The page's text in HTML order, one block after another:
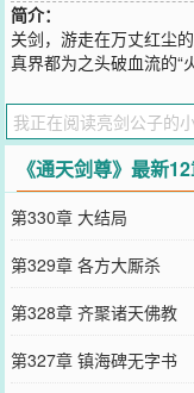
简介：
关剑，游走在万丈红尘
真界都为之头破血流的“
大门，育百草，炼千药
而，在这些看似奇妙的
用……翩翩公子，奈何
驰骋，剑气冲霄，谁与
您要是觉得《
里的朋友推荐哦！
《通天剑尊》最新
第330章 大结局
第329章 各方大厮杀
第328章 齐聚诸天佛教
第327章 镇海碑无字书